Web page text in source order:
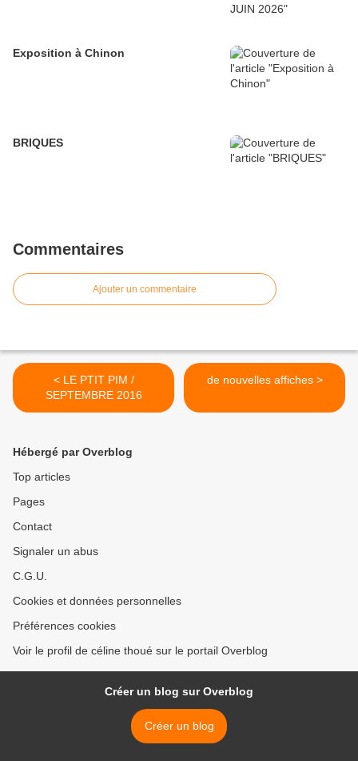
Exposition à Chinon
BRIQUES
Commentaires
Ajouter un commentaire
< LE PTIT PIM /
SEPTEMBRE 2016
de nouvelles affiches >
Hébergé par Overblog
Top articles
Pages
Contact
Signaler un abus
C.G.U.
Cookies et données personnelles
Préférences cookies
Voir le profil de céline thoué sur le portail Overblog
Créer un blog sur Overblog
Créer un blog